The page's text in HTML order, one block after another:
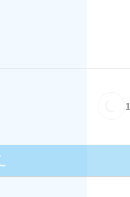
Loading...